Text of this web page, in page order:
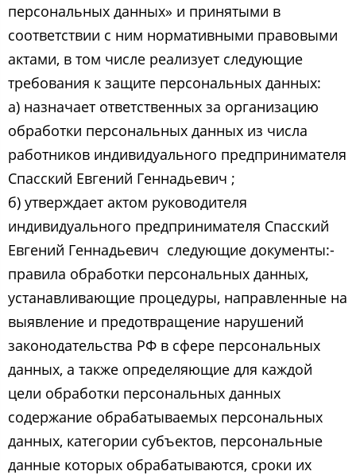
персональных данных» и принятыми в
соответствии с ним нормативными правовыми
актами, в том числе реализует следующие
требования к защите персональных данных:
а) назначает ответственных за организацию
обработки персональных данных из числа
работников индивидуального предпринимателя
Спасский Евгений Геннадьевич ​;
б) утверждает актом руководителя
индивидуального предпринимателя Спасский
Евгений Геннадьевич ​ следующие документы:-
правила обработки персональных данных,
устанавливающие процедуры, направленные на
выявление и предотвращение нарушений
законодательства РФ в сфере персональных
данных, а также определяющие для каждой
цели обработки персональных данных
содержание обрабатываемых персональных
данных, категории субъектов, персональные
данные которых обрабатываются, сроки их